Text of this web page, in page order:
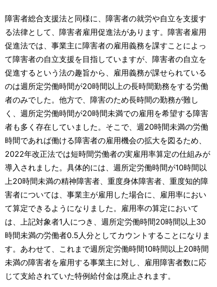
障害者総合支援法と同様に、障害者の就労や自立を支援す
る法律として、障害者雇用促進法があります。障害者雇用
促進法では、事業主に障害者の雇用義務を課すことによっ
て障害者の自立支援を目指していますが、障害者の自立を
促進するという法の趣旨から、雇用義務が課せられている
のは週所定労働時間が20時間以上の長時間勤務をする労働
者のみでした。他方で、障害のため長時間の勤務が難し
く、週所定労働時間が20時間未満での雇用を希望する障害
者も多く存在していました。そこで、週20時間未満の労働
時間であれば働ける障害者の雇用機会の拡大を図るため、
2022年改正法では短時間労働者の実雇用率算定の仕組みが
導入されました。具体的には、週所定労働時間が10時間以
上20時間未満の精神障害者、重度身体障害者、重度知的障
害者については、事業主が雇用した場合に、雇用率におい
て算定できるようになりました。雇用率の算定において
は、上記対象者1人につき、週所定労働時間20時間以上30
時間未満の労働者0.5人分としてカウントすることになりま
す。あわせて、これまで週所定労働時間10時間以上20時間
未満の障害者を雇用する事業主に対し、雇用障害者数に応
じて支給されていた特例給付金は廃止されます。